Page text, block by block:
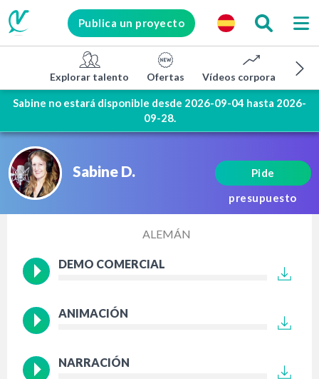
Publica un proyecto
Explorar talento Ofertas Vídeos corporativos
Sabine no estará disponible desde 2026-09-04 hasta 2026-
09-28.
Sabine D.
Pide
presupuesto
Muestras de voz nativa
ALEMÁN
DEMO COMERCIAL
ANIMACIÓN
NARRACIÓN